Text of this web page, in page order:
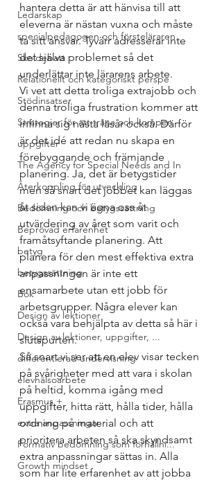
Ledarskap
specialpedagogen och försteläraren
Skoldebatt
Relationellt och kategoriskt perspe
Stödinsatser
Strategier för att träna och kompen
uppgifter
The Agency for Special Needs and In
Återkoppling för utveckling
Bedömning och betygssättning
Beprövad erfarenhet
betyg
betygssättning
Bok
Design av lektioner
Design av lektioner, uppgifter, ...
differentierad undervisning
elevhälsoarbete
Erasmus +
extra anpassningar
Formativ bedömning som förhållni...
Growth mindset
hantera detta är att hänvisa till att
eleverna är nästan vuxna och måste
ta sitt ansvar. Tyvärr adresserar inte
det själva problemet så det
underlättar inte lärarens arbete.
Vi vet att detta troliga extrajobb och
denna troliga frustration kommer att
infinna sig nästa läsår också. Därför
är det idé att redan nu skapa en
förebyggande och främjande
planering. Ja, det är betygstider
men så snart det jobbet kan läggas
åt sidan kan vi ägna oss åt
utvärdering av året som varit och
framåtsyftande planering. Att
planera för den mest effektiva extra
anpassningen är inte ett
ensamarbete utan ett jobb för
arbetsgrupper. Några elever kan
också vara behjälpta av detta så här i
slutspurten.
Så snart vi ser att en elev visar tecken
på svårigheter med att vara i skolan
på heltid, komma igång med
uppgifter, hitta rätt, hålla tider, hålla
ordning på material och att
prioritera arbeten så ska skyndsamt
extra anpassningar sättas in. Alla
som har lite erfarenhet av att jobba